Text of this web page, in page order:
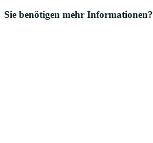
Sie benötigen mehr Informationen?